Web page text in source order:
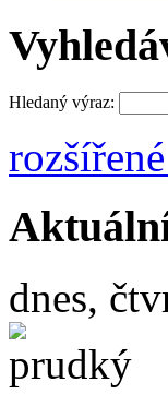
Hledaný výraz:
dnes,